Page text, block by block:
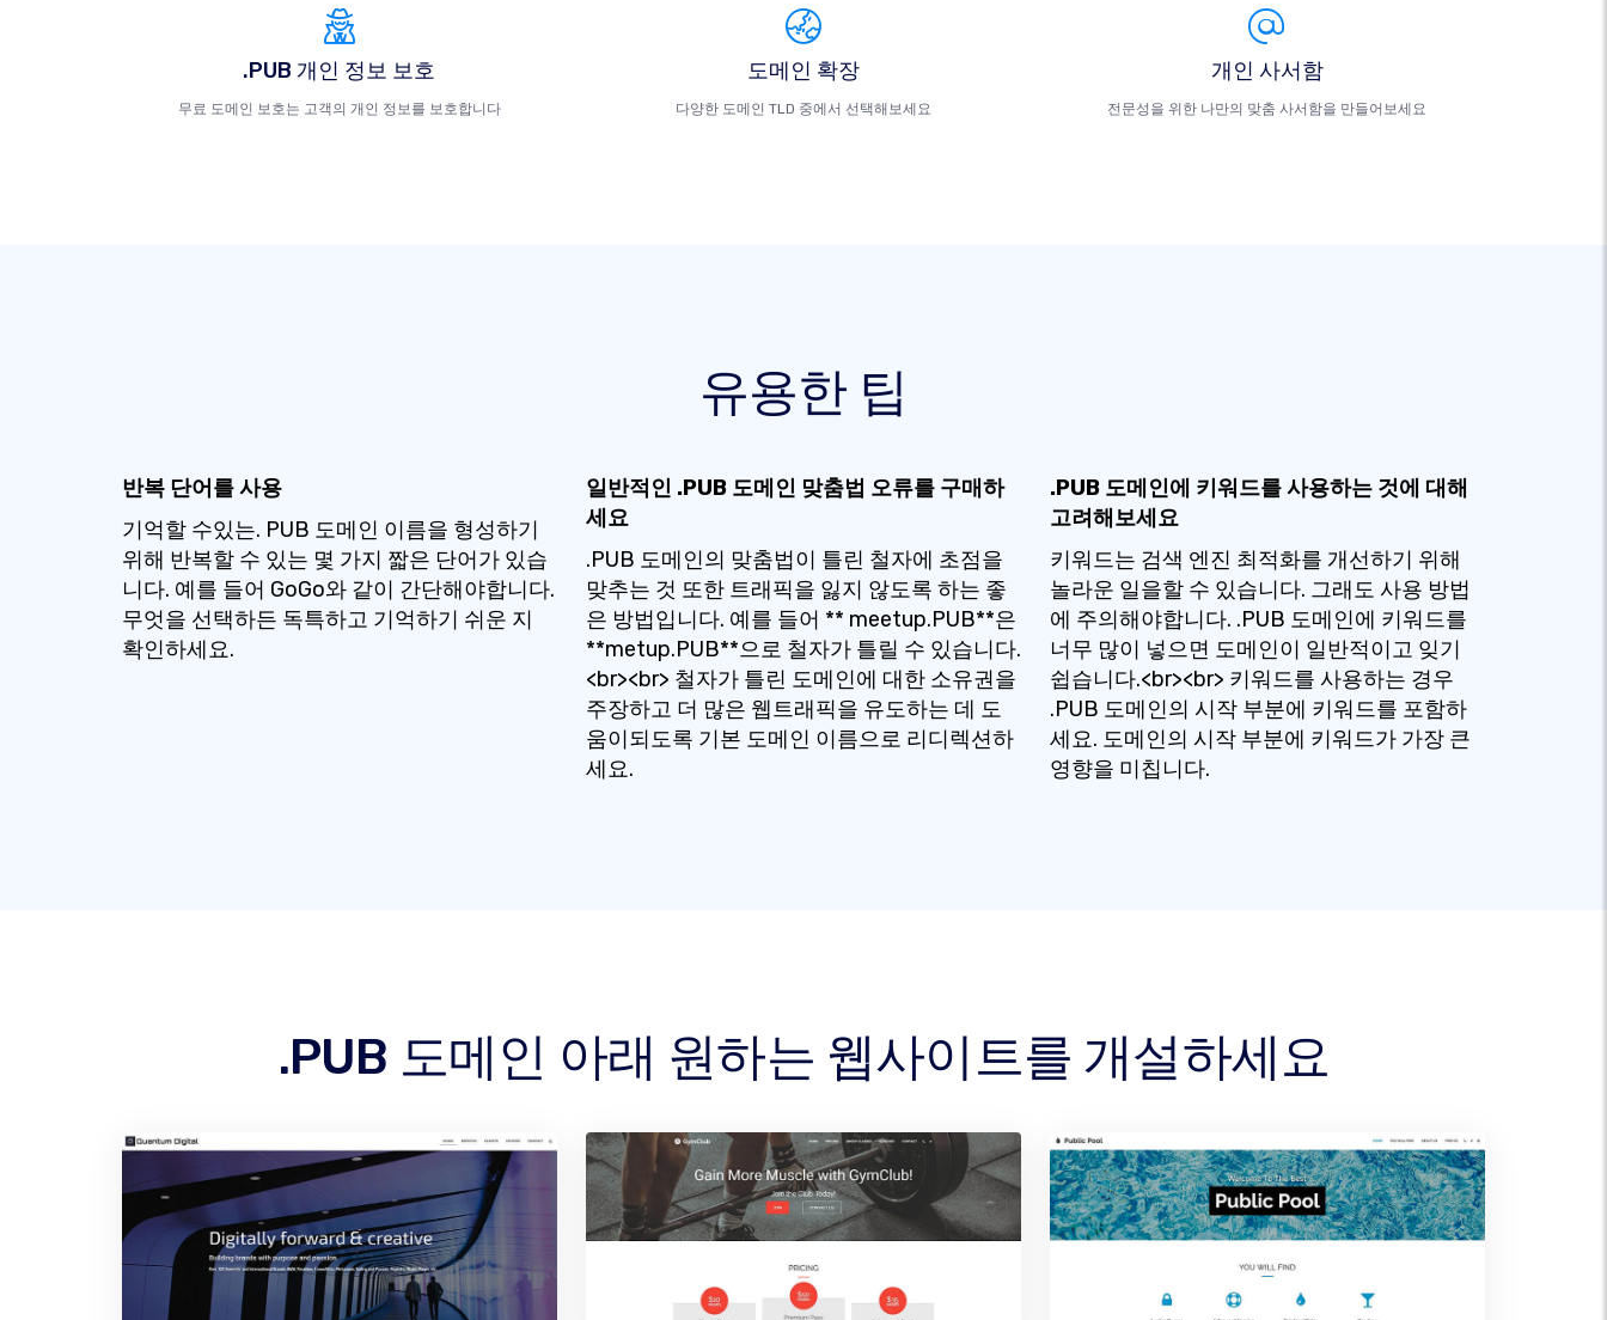
.PUB 개인 정보 보호
무료 도메인 보호는 고객의 개인 정보를 보호합니다
도메인 확장
다양한 도메인 TLD 중에서 선택해보세요
개인 사서함
전문성을 위한 나만의 맞춤 사서함을 만들어보세요
유용한 팁
반복 단어를 사용
기억할 수있는. PUB 도메인 이름을 형성하기
위해 반복할 수 있는 몇 가지 짧은 단어가 있습
니다. 예를 들어 GoGo와 같이 간단해야합니다.
무엇을 선택하든 독특하고 기억하기 쉬운 지
확인하세요.
일반적인 .PUB 도메인 맞춤법 오류를 구매하
세요
.PUB 도메인의 맞춤법이 틀린 철자에 초점을
맞추는 것 또한 트래픽을 잃지 않도록 하는 좋
은 방법입니다. 예를 들어 ** meetup.PUB**은
**metup.PUB**으로 철자가 틀릴 수 있습니다.
<br><br> 철자가 틀린 도메인에 대한 소유권을
주장하고 더 많은 웹트래픽을 유도하는 데 도
움이되도록 기본 도메인 이름으로 리디렉션하
세요.
.PUB 도메인에 키워드를 사용하는 것에 대해
고려해보세요
키워드는 검색 엔진 최적화를 개선하기 위해
놀라운 일을할 수 있습니다. 그래도 사용 방법
에 주의해야합니다. .PUB 도메인에 키워드를
너무 많이 넣으면 도메인이 일반적이고 잊기
쉽습니다.<br><br> 키워드를 사용하는 경우
.PUB 도메인의 시작 부분에 키워드를 포함하
세요. 도메인의 시작 부분에 키워드가 가장 큰
영향을 미칩니다.
.PUB 도메인 아래 원하는 웹사이트를 개설하세요